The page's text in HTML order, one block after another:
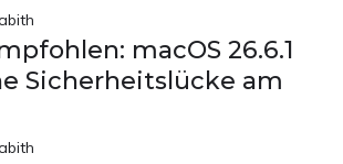
macOS 26.6.1
Sicherheitslücke am